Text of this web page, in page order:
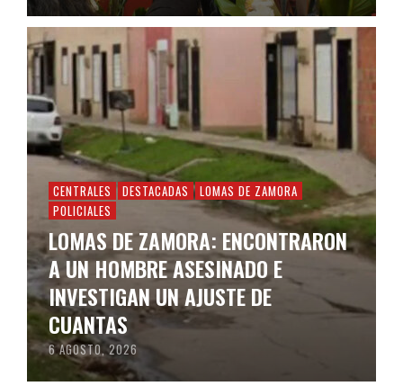
CENTRALES DESTACADAS
LOMAS DE ZAMORA
POLICIALES
LOMAS DE ZAMORA: ENCONTRARON
A UN HOMBRE ASESINADO E
INVESTIGAN UN AJUSTE DE
CUANTAS
6 AGOSTO, 2026